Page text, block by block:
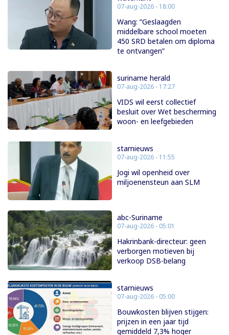
07-aug-2026 - 18:00
Wang: “Geslaagden
middelbare school moeten
450 SRD betalen om diploma
te ontvangen”
suriname herald
07-aug-2026 - 17:27
VIDS wil eerst collectief
besluit over Wet bescherming
woon- en leefgebieden
starnieuws
07-aug-2026 - 11:55
Jogi wil openheid over
miljoenensteun aan SLM
abc-Suriname
07-aug-2026 - 05:01
Hakrinbank-directeur: geen
verborgen motieven bij
verkoop DSB-belang
starnieuws
07-aug-2026 - 05:00
Bouwkosten blijven stijgen:
prijzen in een jaar tijd
gemiddeld 7,3% hoger